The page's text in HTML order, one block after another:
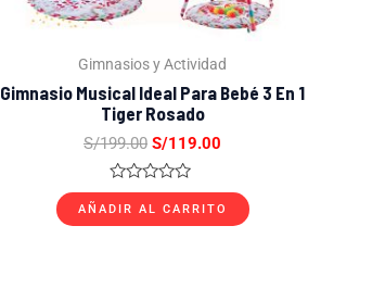
Gimnasios y Actividad
Gimnasio Musical Ideal Para Bebé 3 En 1
Tiger Rosado
S/199.00 S/119.00
Valorado
con
0
AÑADIR AL CARRITO